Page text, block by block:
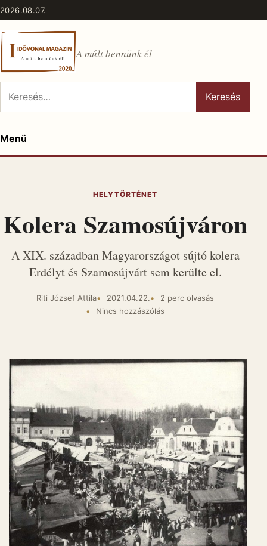
Ugrás a tartalomhoz
2026.08.07.
A múlt bennünk él
Keresés:
Keresés
Menü
HELYTÖRTÉNET
Kolera Szamosújváron
A XIX. században Magyarországot sújtó kolera
Erdélyt és Szamosújvárt sem kerülte el.
Riti József Attila 2021.04.22.
2 perc olvasás
Nincs hozzászólás